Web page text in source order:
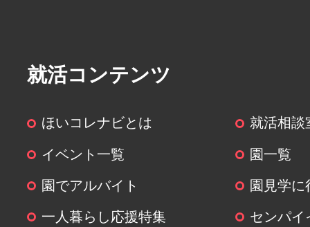
就活コンテンツ
ほいコレナビとは 就活相談
イベント一覧 園一覧
園でアルバイト 園見学に
一人暮らし応援特集 センパイ